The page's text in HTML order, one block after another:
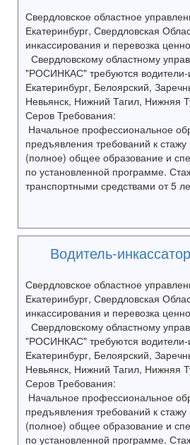
Свердловское областное
Екатеринбург, Свердловская
инкассирования и перевозка
Свердловскому областному
"РОСИНКАС" требуются водители-
Екатеринбург, Белоярский,
Невьянск, Нижний Тагил, Нижняя
Серов Требования:
Начальное профессиональное
предъявления требований к
(полное) общее образование и
по установленной программе.
транспортными средствами от 5
Водитель-инкассатор
Свердловское областное
Екатеринбург, Свердловская
инкассирования и перевозка
Свердловскому областному
"РОСИНКАС" требуются водители-
Екатеринбург, Белоярский,
Невьянск, Нижний Тагил, Нижняя
Серов Требования:
Начальное профессиональное
предъявления требований к
(полное) общее образование и
по установленной программе.